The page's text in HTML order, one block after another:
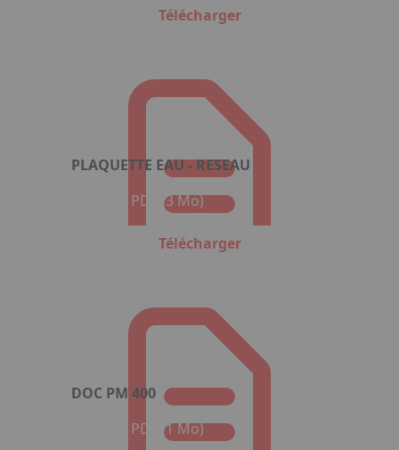
Télécharger
PLAQUETTE EAU - RESEAU
Format : PDF (3 Mo)
Télécharger
DOC PM 400
Format : PDF (1 Mo)